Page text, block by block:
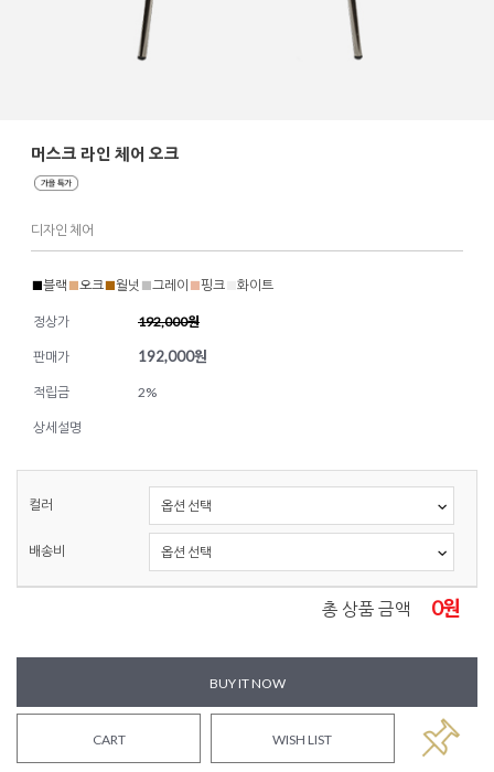
머스크 라인 체어 오크
디자인 체어
■블랙 ■오크■월넛 ■그레이 ■핑크 화이트
정상가 192,000원
판매가 192,000원
적립금 2%
상세설명
컬러
배송비
총 상품 금액 0원
BUY IT NOW
CART WISH LIST